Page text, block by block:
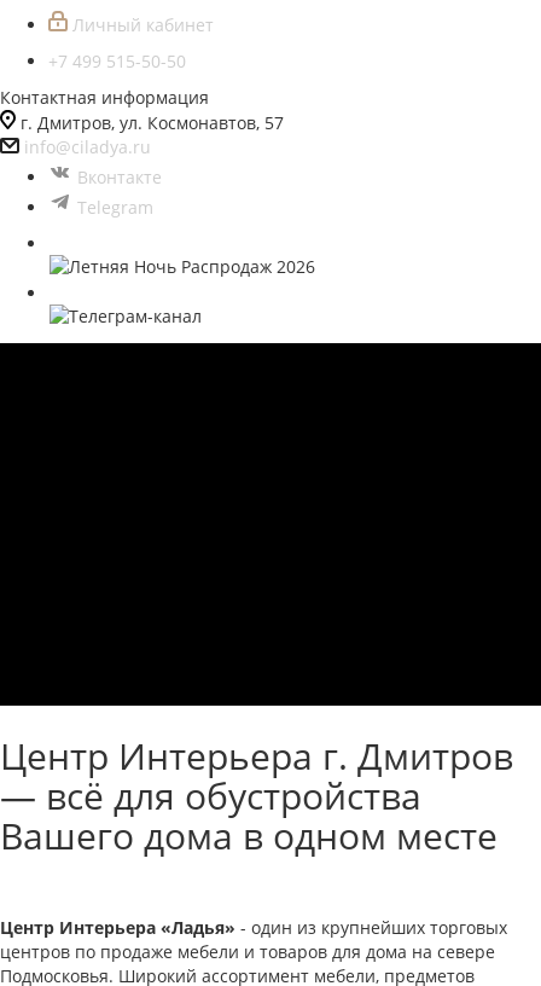
Личный кабинет
+7 499 515-50-50
Контактная информация
г. Дмитров, ул. Космонавтов, 57
info@ciladya.ru
Вконтакте
Telegram
Центр Интерьера г. Дмитров
— всё для обустройства
Вашего дома в одном месте
Центр Интерьера «Ладья» - один из крупнейших торговых
центров по продаже мебели и товаров для дома на севере
Подмосковья. Широкий ассортимент мебели, предметов